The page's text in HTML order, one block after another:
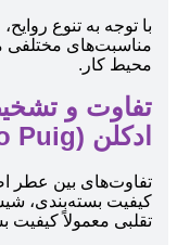
با توجه به تنوع
مناسبت‌های مختلفی
محیط کار.
تفاوت و
ادکلن (Antonio Puig) آنتونیو پوییگ
تفاوت‌های بین عطر
کیفیت بسته‌بندی،
تقلبی معمولاً کیفیت